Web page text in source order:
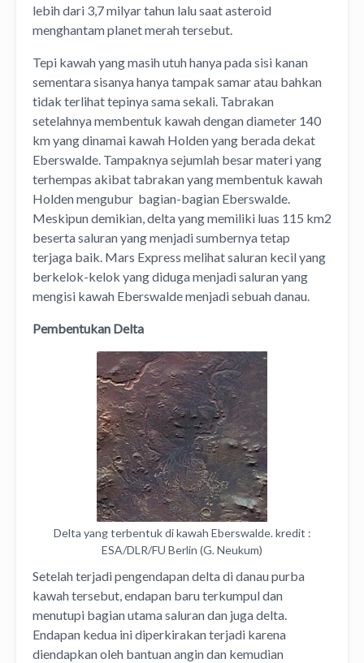
lebih dari 3,7 milyar tahun lalu saat asteroid
menghantam planet merah tersebut.
Tepi kawah yang masih utuh hanya pada sisi kanan
sementara sisanya hanya tampak samar atau bahkan
tidak terlihat tepinya sama sekali. Tabrakan
setelahnya membentuk kawah dengan diameter 140
km yang dinamai kawah Holden yang berada dekat
Eberswalde. Tampaknya sejumlah besar materi yang
terhempas akibat tabrakan yang membentuk kawah
Holden mengubur bagian-bagian Eberswalde.
Meskipun demikian, delta yang memiliki luas 115 km2
beserta saluran yang menjadi sumbernya tetap
terjaga baik. Mars Express melihat saluran kecil yang
berkelok-kelok yang diduga menjadi saluran yang
mengisi kawah Eberswalde menjadi sebuah danau.
Pembentukan Delta
Delta yang terbentuk di kawah Eberswalde. kredit :
ESA/DLR/FU Berlin (G. Neukum)
Setelah terjadi pengendapan delta di danau purba
kawah tersebut, endapan baru terkumpul dan
menutupi bagian utama saluran dan juga delta.
Endapan kedua ini diperkirakan terjadi karena
diendapkan oleh bantuan angin dan kemudian